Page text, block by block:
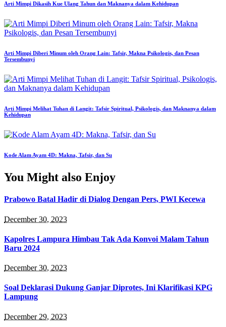
Arti Mimpi Dikasih Kue Ulang Tahun dan Maknanya dalam Kehidupan
Arti Mimpi Diberi Minum oleh Orang Lain: Tafsir, Makna Psikologis, dan Pesan
Tersembunyi
Arti Mimpi Melihat Tuhan di Langit: Tafsir Spiritual, Psikologis, dan Maknanya dalam
Kehidupan
Kode Alam Ayam 4D: Makna, Tafsir, dan Su
You Might also Enjoy
Prabowo Batal Hadir di Dialog Dengan Pers, PWI Kecewa
December 30, 2023
Kapolres Lampura Himbau Tak Ada Konvoi Malam Tahun
Baru 2024
December 30, 2023
Soal Deklarasi Dukung Ganjar Diprotes, Ini Klarifikasi KPG
Lampung
December 29, 2023